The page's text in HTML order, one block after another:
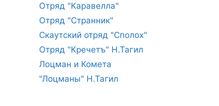
Отряд "Каравелла"
Отряд "Странник"
Скаутский отряд "Сполох"
Отряд "Кречетъ" Н.Тагил
Лоцман и Комета
"Лоцманы" Н.Тагил